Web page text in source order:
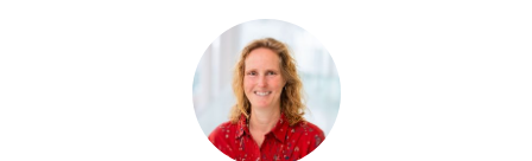
bram.hillebrand@kwrwater.nl
bekijk profiel
030-6069605
andreas.moerman@kwrwater.nl
bekijk profiel